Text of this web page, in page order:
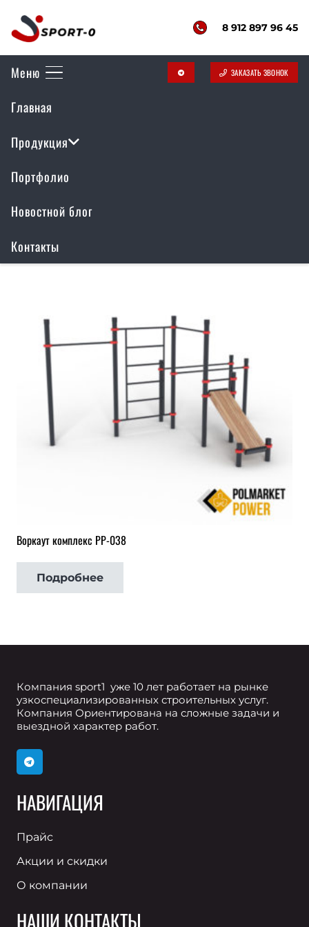
8 912 897 96 45
Меню
Главная
Продукция
Портфолио
Новостной блог
Контакты
telegram ЗАКАЗАТЬ ЗВОНОК
Воркаут комплекс
РР-038
Отображение единственного товара
Воркаут комплекс РР-038
Подробнее
Компания sport1 уже 10 лет работает на рынке
узкоспециализированных строительных услуг.
Компания Ориентирована на сложные задачи и
выездной характер работ.
НАВИГАЦИЯ
Прайс
Акции и скидки
О компании
НАШИ КОНТАКТЫ